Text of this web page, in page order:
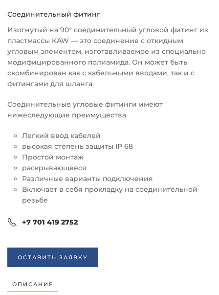
Соединительный фитинг
Изогнутый на 90° соединительный угловой фитинг из
пластмассы KAW — это соединение с откидным
угловым элементом, изготавливаемое из специально
модифицированного полиамида. Он может быть
скомбинирован как с кабельными вводами, так и с
фитингами для шланга.
Соединительные угловые фитинги имеют
нижеследующие преимущества.
Легкий ввод кабелей
высокая степень защиты IP 68
Простой монтаж
раскрывающееся
Различные варианты подключения
Включает в себя прокладку на соединительной
резьбе
+7 701 419 2752
ОСТАВИТЬ ЗАЯВКУ
ОПИСАНИЕ